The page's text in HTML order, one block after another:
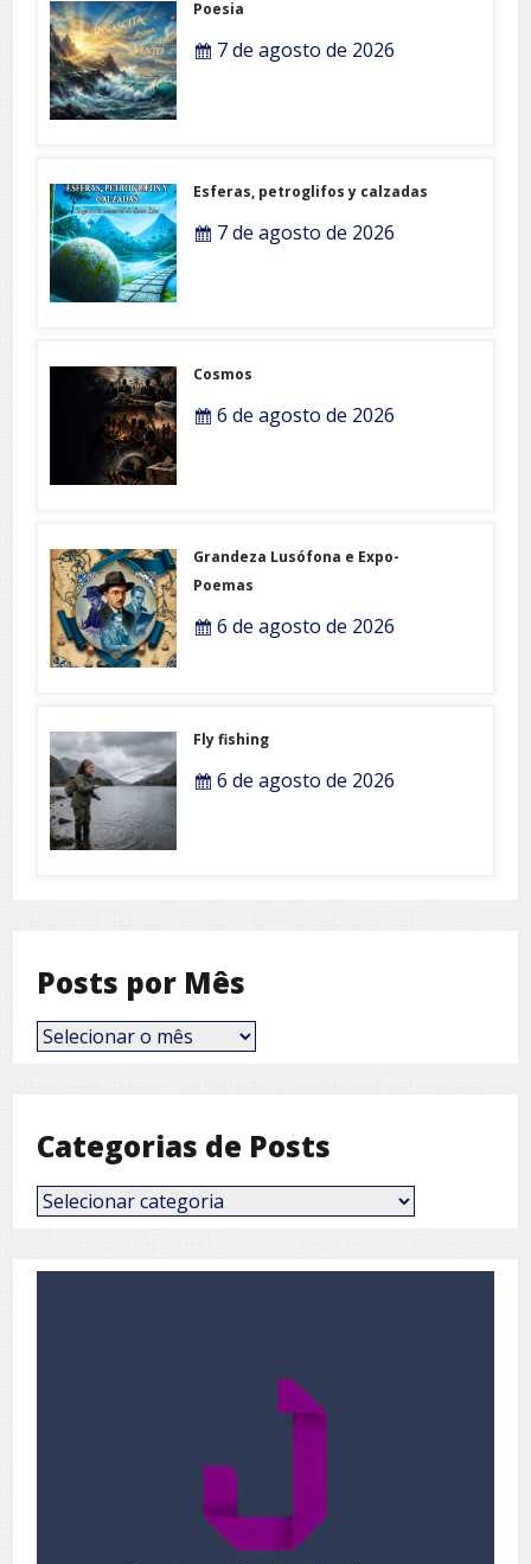
Poesia
7 de agosto de 2026
Esferas, petroglifos y calzadas
7 de agosto de 2026
Cosmos
6 de agosto de 2026
Grandeza Lusófona e Expo-
Poemas
6 de agosto de 2026
Fly fishing
6 de agosto de 2026
Posts por Mês
Posts
por
Categorias de Posts
Categorias
de